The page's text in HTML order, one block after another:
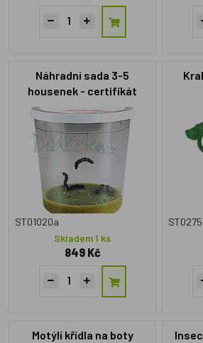
Náhradní sada 3-5
housenek - certifikát
elektronický (emailem)
ST01020a
Skladem 1 ks
849 Kč
Motýlí křídla na boty